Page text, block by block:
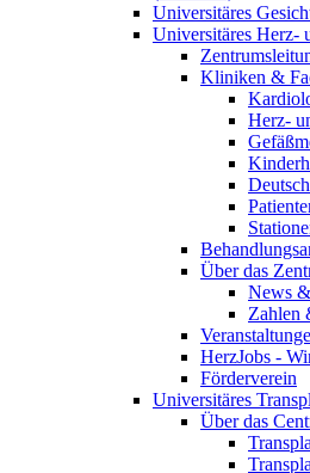
Universitäres
Universitäres Herz-
Kliniken &
Herz-
Über das
News
Zahlen
HerzJobs -
Förderverein
Universitäres
Über das